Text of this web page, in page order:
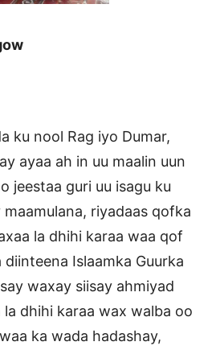
ku nool Rag iyo Dumar,
ayaa ah in uu maalin uun
jeestaa guri uu isagu ku
riyadaas qofka
la dhihi karaa waa qof
Islaamka Guurka
waxay siisay ahmiyad
dhihi karaa wax walba oo
ka wada hadashay,